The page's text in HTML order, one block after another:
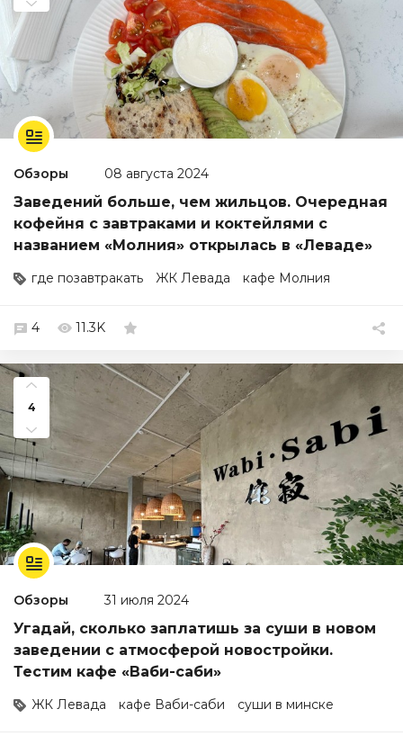
Обзоры 08 августа 2024
Заведений больше, чем жильцов. Очередная
кофейня с завтраками и коктейлями с
названием «Молния» открылась в «Леваде»
где позавтракать ЖК Левада кафе Молния
4 11.3K
4
Обзоры 31 июля 2024
Угадай, сколько заплатишь за суши в новом
заведении с атмосферой новостройки.
Тестим кафе «Ваби-саби»
ЖК Левада кафе Ваби-саби суши в минске